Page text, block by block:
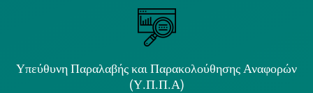
Υπεύθυνη Παραλαβής και Παρακολούθησης Αναφορών
(Υ.Π.Π.Α)